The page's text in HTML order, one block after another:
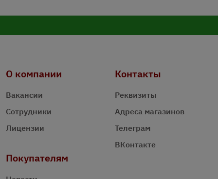
О компании
Вакансии
Сотрудники
Лицензии
Контакты
Реквизиты
Адреса магазинов
Телеграм
ВКонтакте
Покупателям